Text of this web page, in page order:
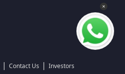
| Contact Us | Investors